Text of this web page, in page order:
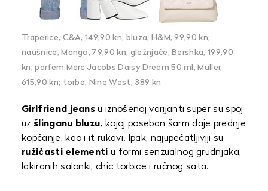
Traperice, C&A, 149,90 kn; bluza, H&M, 99,90 kn;
naušnice, Mango, 79,90 kn; gležnjače, Bershka, 199,90
kn; parfem Marc Jacobs Daisy Dream 50 ml, Müller,
615,90 kn; torba, Nine West, 389 kn
Girlfriend jeans u iznošenoj varijanti super su spoj
uz šlinganu bluzu, kojoj poseban šarm daje prednje
kopčanje, kao i it rukavi. Ipak, najupečatljiviji su
ružičasti elementi u formi senzualnog grudnjaka,
lakiranih salonki, chic torbice i ručnog sata.